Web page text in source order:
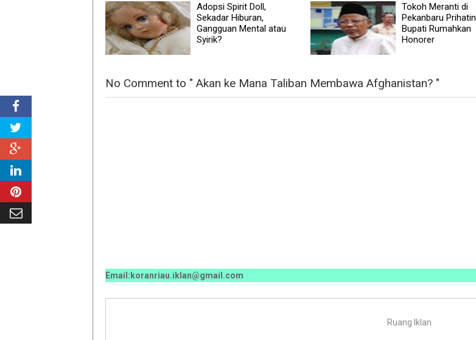
Adopsi Spirit Doll,
Sekadar Hiburan,
Gangguan Mental atau
Syirik?
Tokoh Meranti di
Pekanbaru Prihatin
Bupati Rumahkan
Honorer
No Comment to " Akan ke Mana Taliban Membawa Afghanistan? "
/ 0811 7673 35, Email:koranriau.iklan@gmail.com
Ruang Iklan